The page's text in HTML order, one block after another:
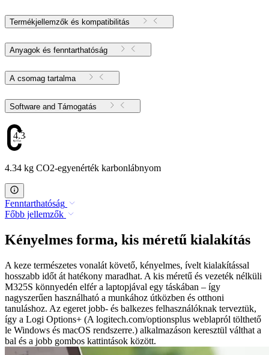
Termékjellemzők és kompatibilitás
Anyagok és fenntarthatóság
A csomag tartalma
Software and Támogatás
4.34
4.34 kg CO2-egyenérték karbonlábnyom
Fenntarthatóság
Főbb jellemzők
Kényelmes forma, kis méretű kialakítás
A keze természetes vonalát követő, kényelmes, ívelt kialakítással
hosszabb időt át hatékony maradhat. A kis méretű és vezeték nélküli
M325S könnyedén elfér a laptopjával egy táskában – így
nagyszerűen használható a munkához útközben és otthoni
tanuláshoz. Az egeret jobb- és balkezes felhasználóknak terveztük,
így a Logi Options+ (A logitech.com/optionsplus weblapról tölthető
le Windows és macOS rendszerre.) alkalmazáson keresztül válthat a
bal és a jobb gombos kattintások között.